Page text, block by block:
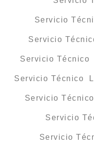
Servicio
Servicio
Servicio
Servicio Técnico
Servicio
Servicio
Servicio